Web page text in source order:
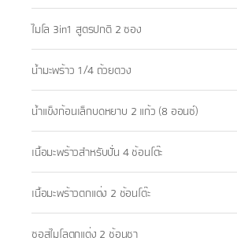
ไมโล 3in1 สูตรปกติ 2 ซอง
น้ำมะพร้าว 1/4 ถ้วยตวง
น้ำแข็งก้อนเล็กบดหยาบ 2 แก้ว (8 ออนซ์)
เนื้อมะพร้าวสำหรับปั่น 4 ช้อนโต๊ะ
เนื้อมะพร้าวตกแต่ง 2 ช้อนโต๊ะ
ซอสไมโลตกแต่ง 2 ช้อนชา